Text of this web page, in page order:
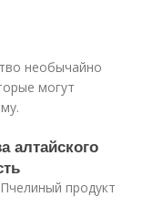
необычайно
могут
алтайского
продукт